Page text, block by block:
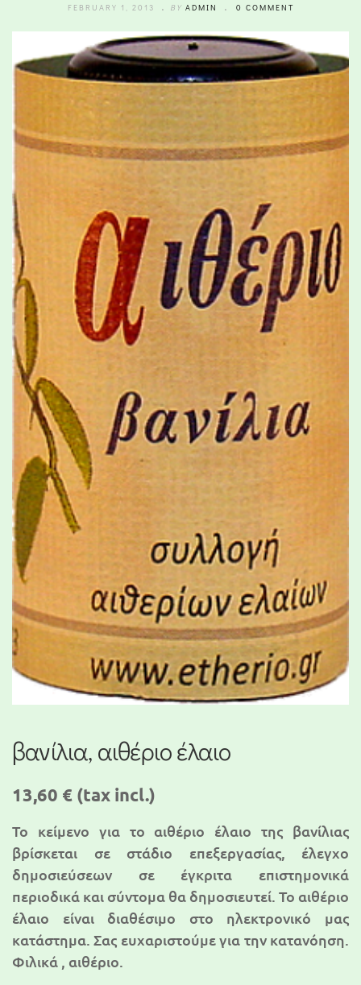
FEBRUARY 1, 2013 BY ADMIN 0 COMMENT
βανίλια, αιθέριο έλαιο
13,60 € (tax incl.)
Το κείμενο για τo αιθέριο έλαιο της βανίλιας
βρίσκεται σε στάδιο επεξεργασίας, έλεγχο
δημοσιεύσεων σε έγκριτα επιστημονικά
περιοδικά και σύντομα θα δημοσιευτεί. To αιθέριο
έλαιο είναι διαθέσιμο στο ηλεκτρονικό μας
κατάστημα. Σας ευχαριστούμε για την κατανόηση.
Φιλικά , αιθέριο.